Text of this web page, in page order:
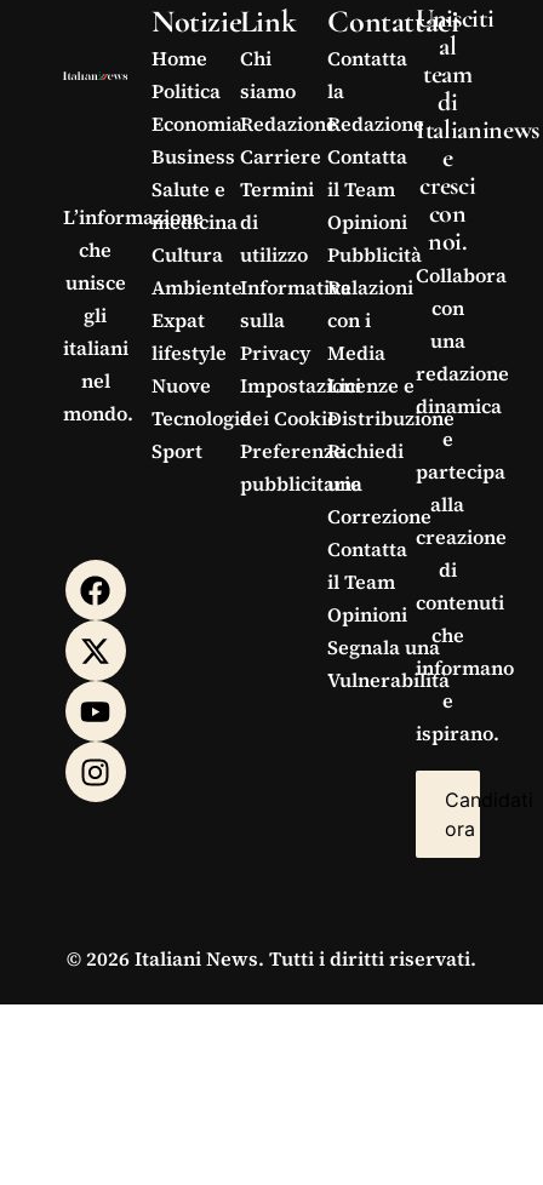
L’informazione
che
unisce
gli
italiani
nel
mondo.
Notizie
Home
Politica
Economia
Business
Salute e
medicina
Cultura
Ambiente
Expat
lifestyle
Nuove
Tecnologie
Sport
Link
Chi
siamo
Redazione
Carriere
Termini
di
utilizzo
Informativa
sulla
Privacy
Impostazioni
dei Cookie
Preferenze
pubblicitarie
Contattaci
Contatta
la
Redazione
Contatta
il Team
Opinioni
Pubblicità
Relazioni
con i
Media
Licenze e
Distribuzione
Richiedi
una
Correzione
Contatta
il Team
Opinioni
Segnala una
Vulnerabilità
Unisciti
al
team
di
Italianinews
e
cresci
con
noi.
Collabora
con
una
redazione
dinamica
e
partecipa
alla
creazione
di
contenuti
che
informano
e
ispirano.
Candidati
ora
© 2026 Italiani News. Tutti i diritti riservati.